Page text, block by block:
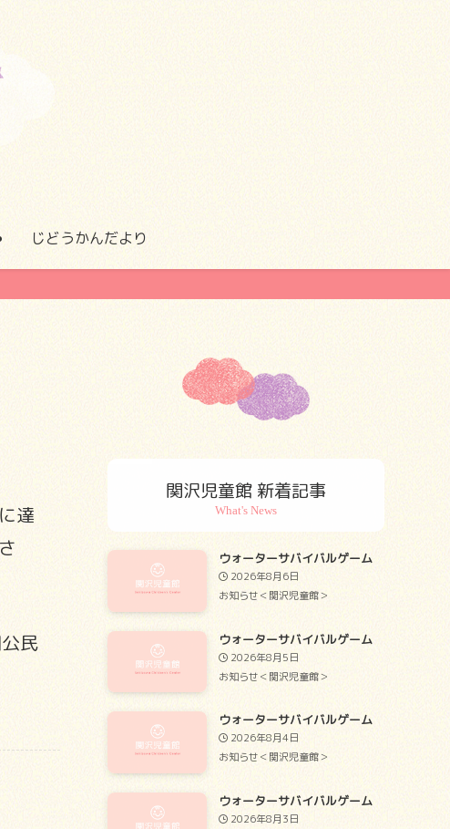
じどうかんだより
達
民
関沢児童館 新着記事
ウォーターサバイバルゲーム
2026年8月6日
お知らせ＜関沢児童館＞
ウォーターサバイバルゲーム
2026年8月5日
お知らせ＜関沢児童館＞
ウォーターサバイバルゲーム
2026年8月4日
お知らせ＜関沢児童館＞
ウォーターサバイバルゲーム
2026年8月3日